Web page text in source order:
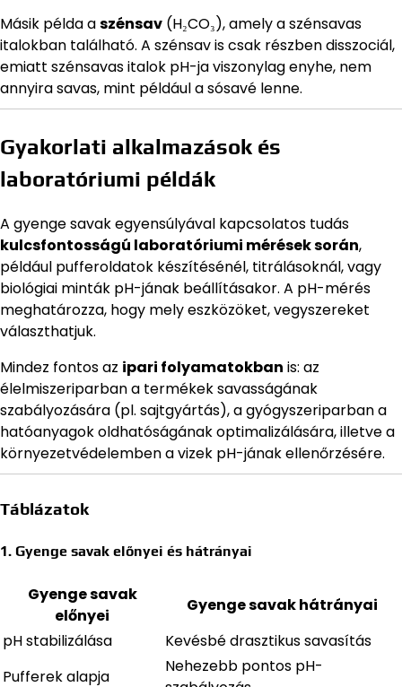
Másik példa aszénsav (H₂CO₃), amely a szénsavas
italokban található. A szénsav is csak részben disszociál,
emiatt szénsavas italok pH-ja viszonylag enyhe, nem
annyira savas, mint például a sósavé lenne.
Gyakorlati alkalmazások és
laboratóriumi példák
A gyenge savak egyensúlyával kapcsolatos tudás
kulcsfontosságú laboratóriumi mérések során,
például pufferoldatok készítésénél, titrálásoknál, vagy
biológiai minták pH-jának beállításakor. A pH-mérés
meghatározza, hogy mely eszközöket, vegyszereket
választhatjuk.
Mindez fontos az ipari folyamatokban is: az
élelmiszeriparban a termékek savasságának
szabályozására (pl. sajtgyártás), a gyógyszeriparban a
hatóanyagok oldhatóságának optimalizálására, illetve a
környezetvédelemben a vizek pH-jának ellenőrzésére.
Táblázatok
1. Gyenge savak előnyei és hátrányai
Gyenge savak
előnyei
Gyenge savak hátrányai
pH stabilizálása
Kevésbé drasztikus savasítás
Pufferek alapja
Nehezebb pontos pH-